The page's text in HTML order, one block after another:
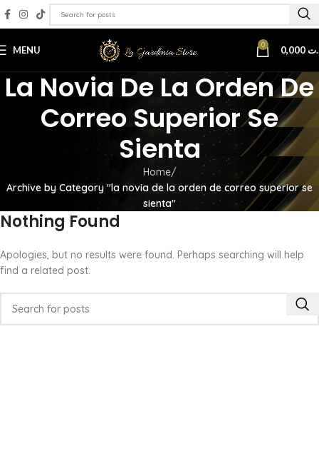
MENU 0
La Novia De La Orden De
Correo Superior Se
Sienta
Home
Archive by Category "la novia de la orden de correo superior se
sienta"
Nothing Found
Apologies, but no results were found. Perhaps searching will help
find a related post.